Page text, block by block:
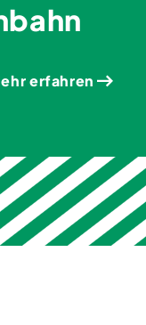
erfahren